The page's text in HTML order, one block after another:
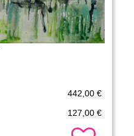
442,00 €
127,00 €